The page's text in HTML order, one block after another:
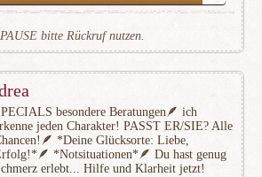
bitte Rückruf nutzen.
besondere Beratungen🪶 ich
jeden Charakter! PASST ER/SIE? Alle
*Deine Glücksorte: Liebe,
*Notsituationen*🪶 Du hast genug
erlebt... Hilfe und Klarheit jetzt!